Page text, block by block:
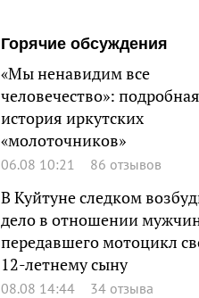
Горячие обсуждения
«Мы ненавидим все
человечество»: подробная
история иркутских
«молоточников»
06.08 10:21 86 отзывов
В Куйтуне следком
дело в отношении
передавшего мотоцикл
12-летнему сыну
08.08 14:44 34 отзыва